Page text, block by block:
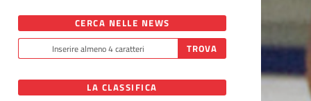
CERCA NELLE NEWS
LA CLASSIFICA